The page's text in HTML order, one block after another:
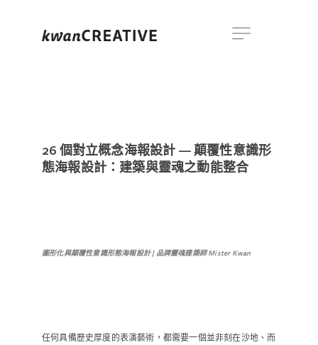
26 個對立概念海報設計 — 顛覆性意識形
態海報設計：建築與靈魂之動能整合
圖形化與顛覆性意識形態海報設計 | 品牌靈魂建築師 Mister Kwan
任何具備歷史厚度的表演藝術，都需要一個並非刻在沙地、而